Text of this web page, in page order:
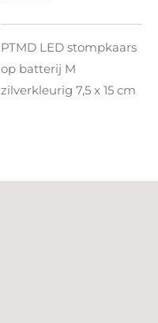
PTMD LED stompkaars
op batterij M
zilverkleurig 7,5 x 15 cm